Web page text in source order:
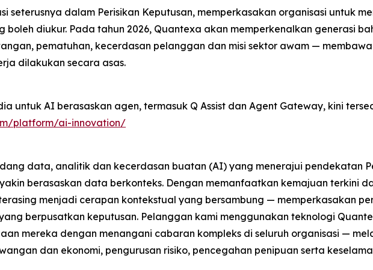
seterusnya dalam Perisikan Keputusan, memperkasakan organisasi untuk
diukur. Pada tahun 2026, Quantexa akan memperkenalkan generasi
pematuhan, kecerdasan pelanggan dan misi sektor awam —
dilakukan secara asas.
untuk AI berasaskan agen, termasuk Q Assist dan Agent Gateway, kini
platform/ai-innovation/
data, analitik dan kecerdasan buatan (AI) yang menerajui pendekatan
berasaskan data berkonteks. Dengan memanfaatkan kemajuan terkini
menjadi cerapan kontekstual yang bersambung — memperkasakan
berpusatkan keputusan. Pelanggan kami menggunakan teknologi
mereka dengan menangani cabaran kompleks di seluruh organisasi —
dan ekonomi, pengurusan risiko, pencegahan penipuan serta